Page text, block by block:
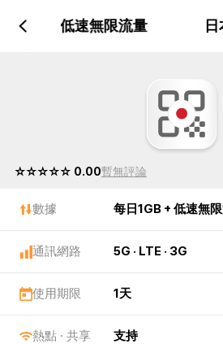
1GB + 低速無限流量
☆☆☆☆☆ 0.00暫無評論
數據 每日1GB + 低速無
通訊網路 5G · LTE · 3G
使用期限 1天
熱點 · 共享 支持